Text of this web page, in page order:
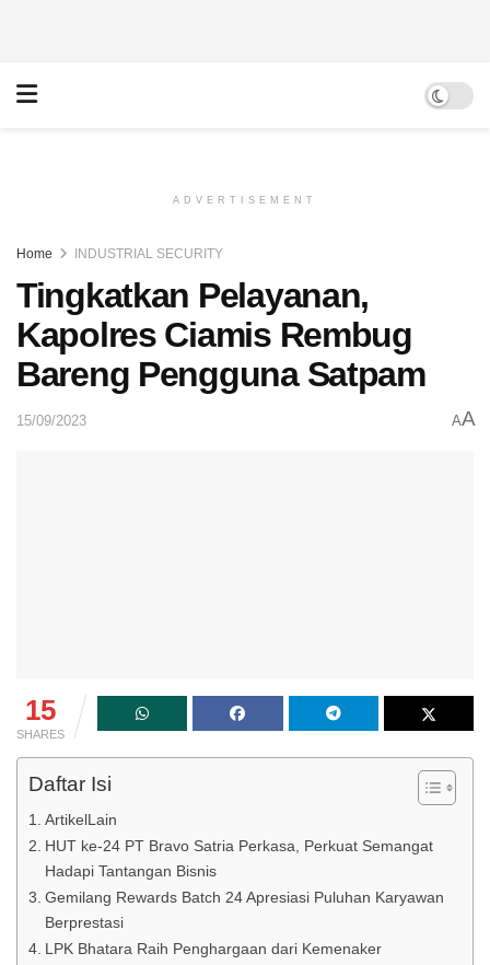
ADVERTISEMENT
Home INDUSTRIAL SECURITY
Tingkatkan Pelayanan,
Kapolres Ciamis Rembug
Bareng Pengguna Satpam
15/09/2023 AA
15
SHARES
Daftar Isi
ArtikelLain
HUT ke-24 PT Bravo Satria Perkasa, Perkuat Semangat
Hadapi Tantangan Bisnis
Gemilang Rewards Batch 24 Apresiasi Puluhan Karyawan
Berprestasi
LPK Bhatara Raih Penghargaan dari Kemenaker